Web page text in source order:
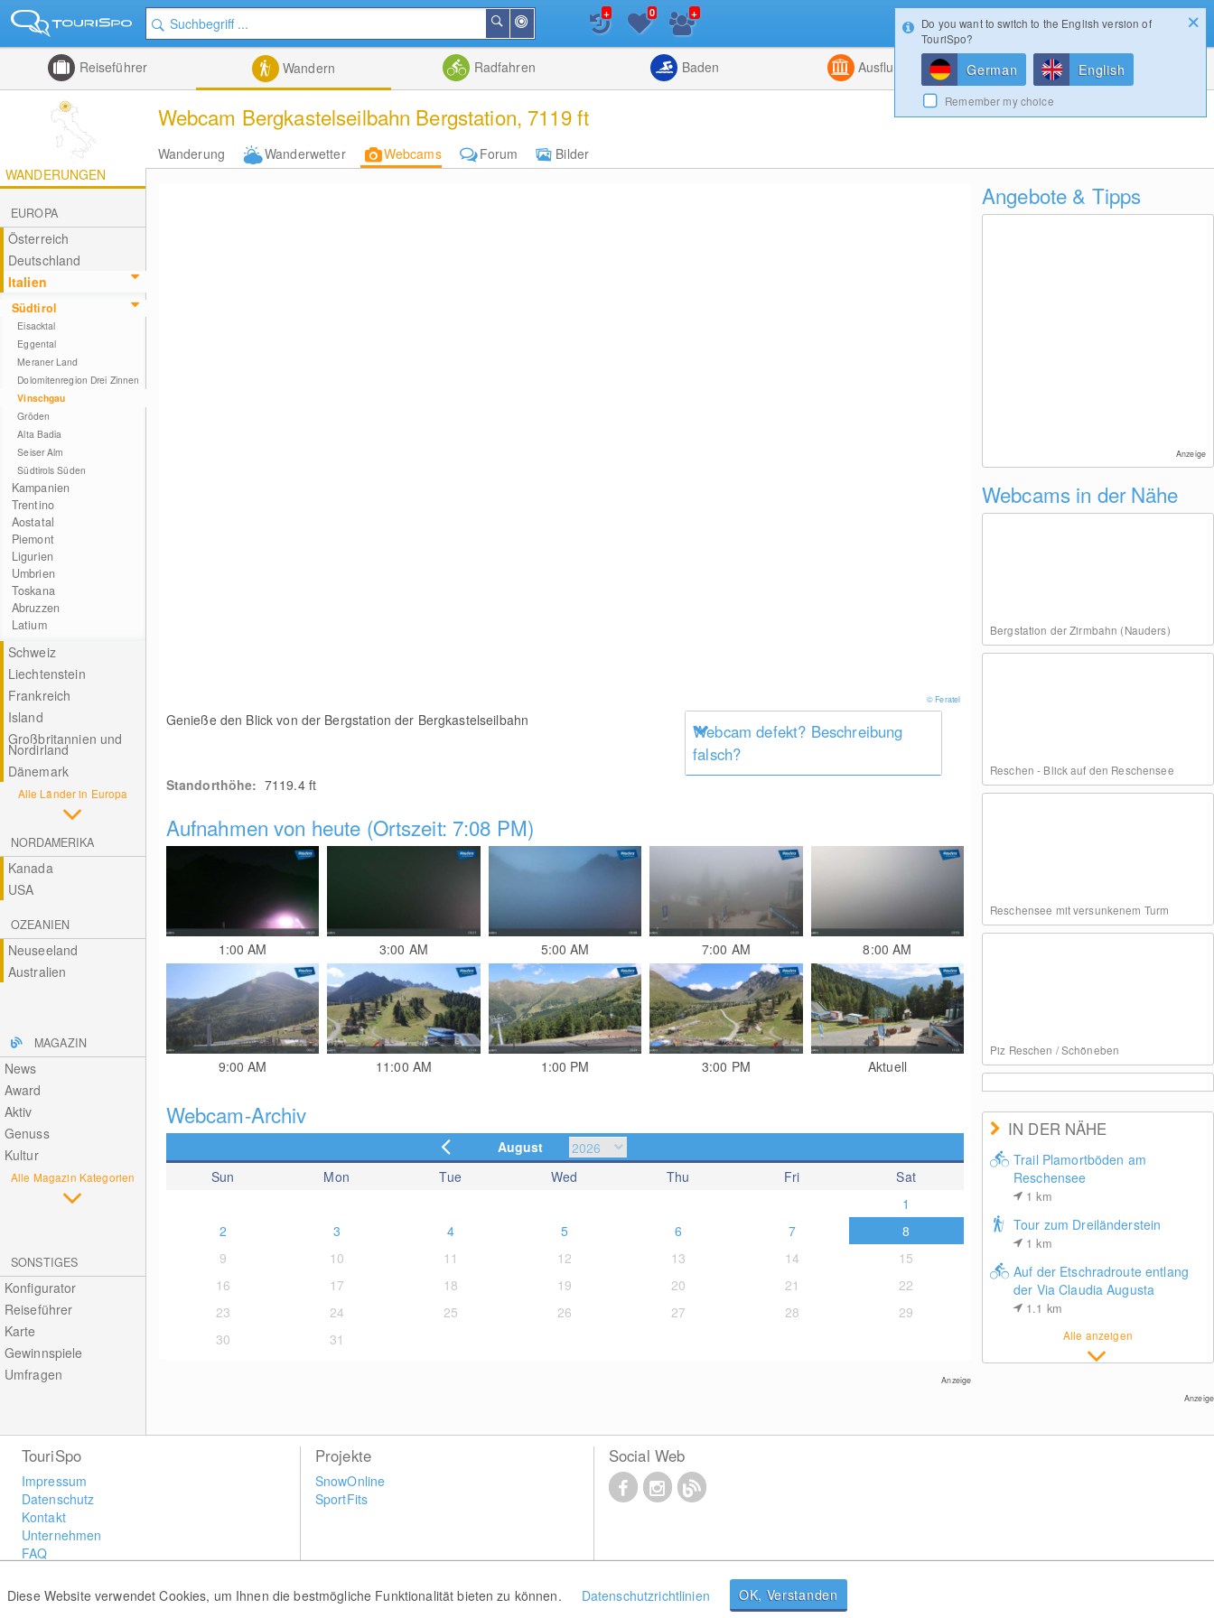
der
Suchen
Listenansicht
Kombiniert
+ 0 +
Reiseführer Wandern Radfahren Baden Ausflugsziele Magazin
Webcam Bergkastelseilbahn Bergstation, 7119 ft
Wanderung Wanderwetter Webcams Forum
Bilder
WANDERUNGEN
EUROPA
Österreich
Deutschland
Italien
Südtirol
Eisacktal
Eggental
Meraner Land
Dolomitenregion Drei Zinnen
Vinschgau
Gröden
Alta Badia
Seiser Alm
Südtirols Süden
Kampanien
Trentino
Aostatal
Piemont
Ligurien
Umbrien
Toskana
Abruzzen
Latium
Schweiz
Liechtenstein
Frankreich
Island
Großbritannien und
Nordirland
Dänemark
Alle Länder in Europa
NORDAMERIKA
Kanada
USA
OZEANIEN
Neuseeland
Australien
MAGAZIN
News
Award
Aktiv
Genuss
Kultur
Alle Magazin Kategorien
SONSTIGES
Konfigurator
Reiseführer
Karte
Gewinnspiele
Umfragen
© Feratel
Genieße den Blick von der Bergstation der Bergkastelseilbahn
Webcam defekt? Beschreibung
falsch?
Standorthöhe: 7119.4 ft
Aufnahmen von heute (Ortszeit: 7:08 PM)
1:00 AM 3:00 AM 5:00 AM 7:00 AM 8:00 AM
9:00 AM 11:00 AM 1:00 PM 3:00 PM Aktuell
Webcam-Archiv
August
Sun
Mon Tue Wed Thu Fri
Sat
1
2
3 4 5 6 7
8
9
10 11 12 13 14
15
16
17 18 19 20 21
22
23
24 25 26 27 28
29
30
31
Anzeige
Angebote & Tipps
Anzeige
Webcams in der Nähe
Bergstation der Zirmbahn (Nauders)
Reschen - Blick auf den Reschensee
Reschensee mit versunkenem Turm
Piz Reschen / Schöneben
Schöneben / Reschenpass
IN DER NÄHE
Trail Plamortböden am
Reschensee
1km
Tour zum Dreiländerstein
1km
Auf der Etschradroute entlang
der Via Claudia Augusta
1.1 km
Alle anzeigen
Anzeige
Login
Diese Website verwendet Cookies, um Ihnen die bestmögliche Funktionalität bieten zu können. Datenschutzrichtlinien OK, Verstanden
TouriSpo
Impressum
Datenschutz
Kontakt
Unternehmen
FAQ
Widget
Projekte
SnowOnline
SportFits
Social Web
Do you want to switch to the English version of
TouriSpo?
German English
Remember my choice
Konfigurator Gewinnspiele